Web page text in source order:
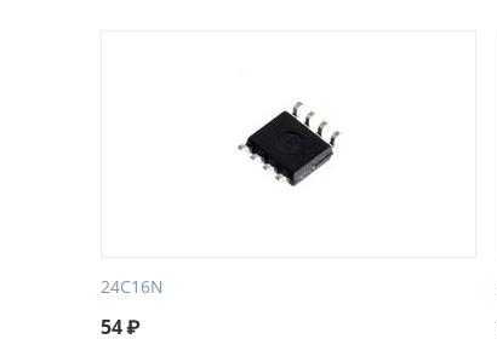
24C16N
54₽